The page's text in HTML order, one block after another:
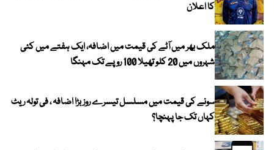
کا اعلان
ملک بھر میں آٹے کی قیمت میں اضافہ، ایک ہفتے میں کئی
شہروں میں 20 کلو تھیلا 100 روپے تک مہنگا
سونے کی قیمت میں مسلسل تیسرے روز بڑا اضافہ ، فی تولہ ریٹ
کہاں تک جا پہنچا؟